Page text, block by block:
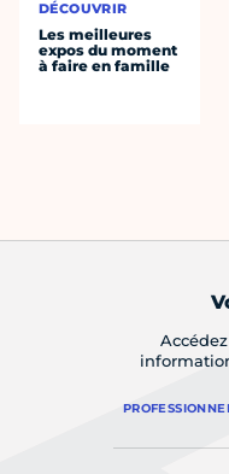
DÉCOUVRIR
Les meilleures
expos du moment
à faire en famille